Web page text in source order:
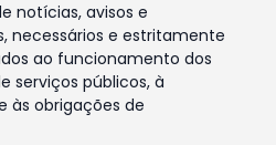
notícias, avisos e
necessários e estritamente
ao funcionamento dos
serviços públicos, à
às obrigações de